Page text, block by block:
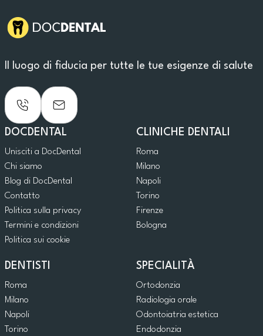
Il luogo di fiducia per tutte le tue esigenze di salute
DOCDENTAL
Unisciti a DocDental
Chi siamo
Blog di DocDental
Contatto
Politica sulla privacy
Termini e condizioni
Politica sui cookie
CLINICHE DENTALI
Roma
Milano
Napoli
Torino
Firenze
Bologna
DENTISTI
Roma
Milano
Napoli
Torino
SPECIALITÀ
Ortodonzia
Radiologia orale
Odontoiatria estetica
Endodonzia